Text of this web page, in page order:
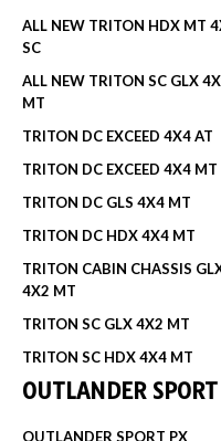
ALL NEW TRITON HDX MT
SC
ALL NEW TRITON SC GLX
MT
TRITON DC EXCEED 4X4 AT
TRITON DC EXCEED 4X4 MT
TRITON DC GLS 4X4 MT
TRITON DC HDX 4X4 MT
TRITON CABIN CHASSIS
4X2 MT
TRITON SC GLX 4X2 MT
TRITON SC HDX 4X4 MT
OUTLANDER SPORT
OUTLANDER SPORT PX